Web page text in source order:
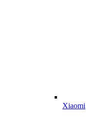
Xiaomi